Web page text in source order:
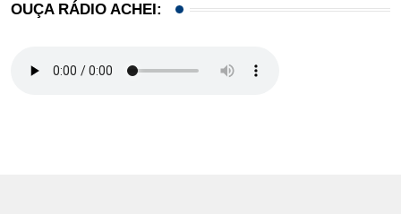
OUÇA RÁDIO ACHEI: